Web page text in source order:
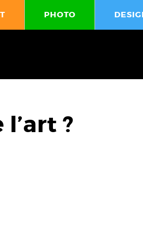
PHOTO
?